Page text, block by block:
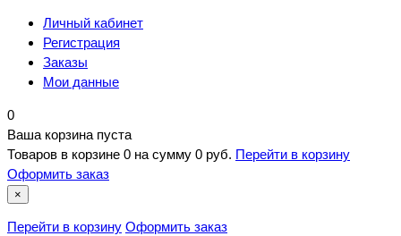
Личный кабинет
Регистрация
Заказы
Мои данные
0
Ваша корзина пуста
Товаров в корзине 0 на сумму 0 руб. Перейти в корзину
Оформить заказ
×
Перейти в корзину Оформить заказ